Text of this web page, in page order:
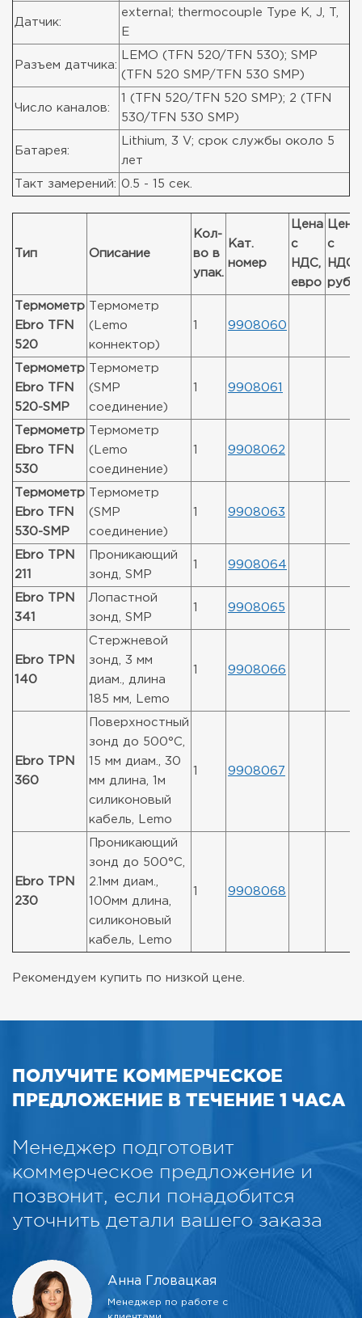
Датчик:
external; thermocouple Type K, J, T,
E
Разъем датчика:
LEMO (TFN 520/TFN 530); SMP
(TFN 520 SMP/TFN 530 SMP)
Число каналов:
1 (TFN 520/TFN 520 SMP); 2 (TFN
530/TFN 530 SMP)
Батарея:
Lithium, 3 V; срок службы около 5
лет
Такт замерений: 0.5 - 15 сек.
Тип Описание
Кол-
во в
упак.
Кат.
номер
Цена
с
НДС,
евро
Цена
с
НДС,
руб
Термометр
Ebro TFN
520
Термометр
(Lemo
коннектор)
1 9908060
Термометр
Ebro TFN
520-SMP
Термометр
(SMP
соединение)
1 9908061
Термометр
Ebro TFN
530
Термометр
(Lemo
соединение)
1 9908062
Термометр
Ebro TFN
530-SMP
Термометр
(SMP
соединение)
1 9908063
Ebro TPN
211
Проникающий
зонд, SMP
1 9908064
Ebro TPN
341
Лопастной
зонд, SMP
1 9908065
Ebro TPN
140
Стержневой
зонд, 3 мм
диам., длина
185 мм, Lemo
1 9908066
Ebro TPN
360
Поверхностный
зонд до 500°C,
15 мм диам., 30
мм длина, 1м
силиконовый
кабель, Lemo
1 9908067
Ebro TPN
230
Проникающий
зонд до 500°C,
2.1мм диам.,
100мм длина,
силиконовый
кабель, Lemo
1 9908068
Рекомендуем купить по низкой цене.
ПОЛУЧИТЕ КОММЕРЧЕСКОЕ
ПРЕДЛОЖЕНИЕ В ТЕЧЕНИЕ 1 ЧАСА
Менеджер подготовит
коммерческое предложение и
позвонит, если понадобится
уточнить детали вашего заказа
Анна Гловацкая
Менеджер по работе с